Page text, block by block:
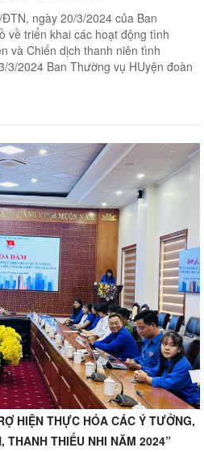
ngày 20/3/2024 của Ban
về triển khai các hoạt động tình
và Chiến dịch thanh niên tình
3/2024 Ban Thường vụ HUyện đoàn
HIỆN THỰC HÓA CÁC Ý TƯỞNG,
THANH THIẾU NHI NĂM 2024”